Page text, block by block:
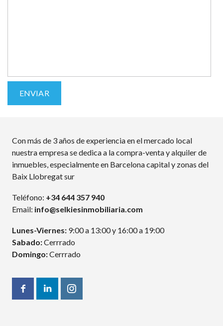
Con más de 3 años de experiencia en el mercado local
nuestra empresa se dedica a la compra-venta y alquiler de
inmuebles, especialmente en Barcelona capital y zonas del
Baix Llobregat sur
Teléfono: +34 644 357 940
Email: info@selkiesinmobiliaria.com
Lunes-Viernes: 9:00 a 13:00 y 16:00 a 19:00
Sabado:Cerrrado
Domingo:Cerrrado